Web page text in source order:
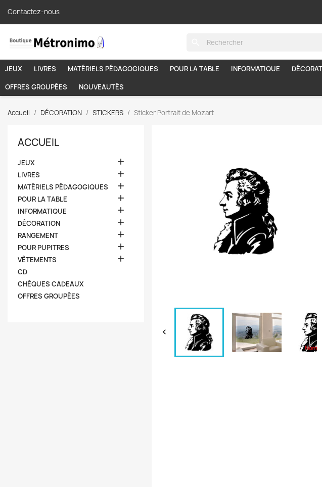
Contactez-nous
JEUX LIVRES MATÉRIELS PÉDAGOGIQUES POUR LA TABLE INFORMATIQUE
OFFRES GROUPÉES
NOUVEAUTÉS
Accueil DÉCORATION STICKERS Sticker Portrait de Mozart
ACCUEIL
JEUX 
LIVRES 
MATÉRIELS PÉDAGOGIQUES 
POUR LA TABLE 
INFORMATIQUE 
DÉCORATION 
RANGEMENT 
POUR PUPITRES 
VÊTEMENTS 
CD
CHÈQUES CADEAUX
OFFRES GROUPÉES
